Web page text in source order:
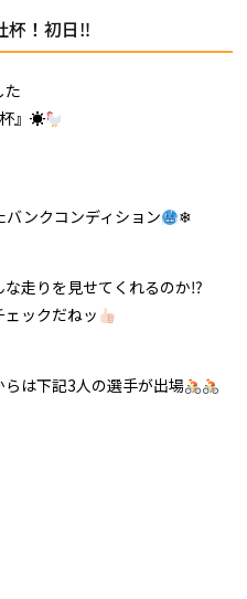
想）
いて
は？
くために
安のある方のご相談
杯！初日‼
た
杯』☀
ンクコンディション
❄
走りを見せてくれるのか⁉
ックだねッ
は下記3人の選手が出場